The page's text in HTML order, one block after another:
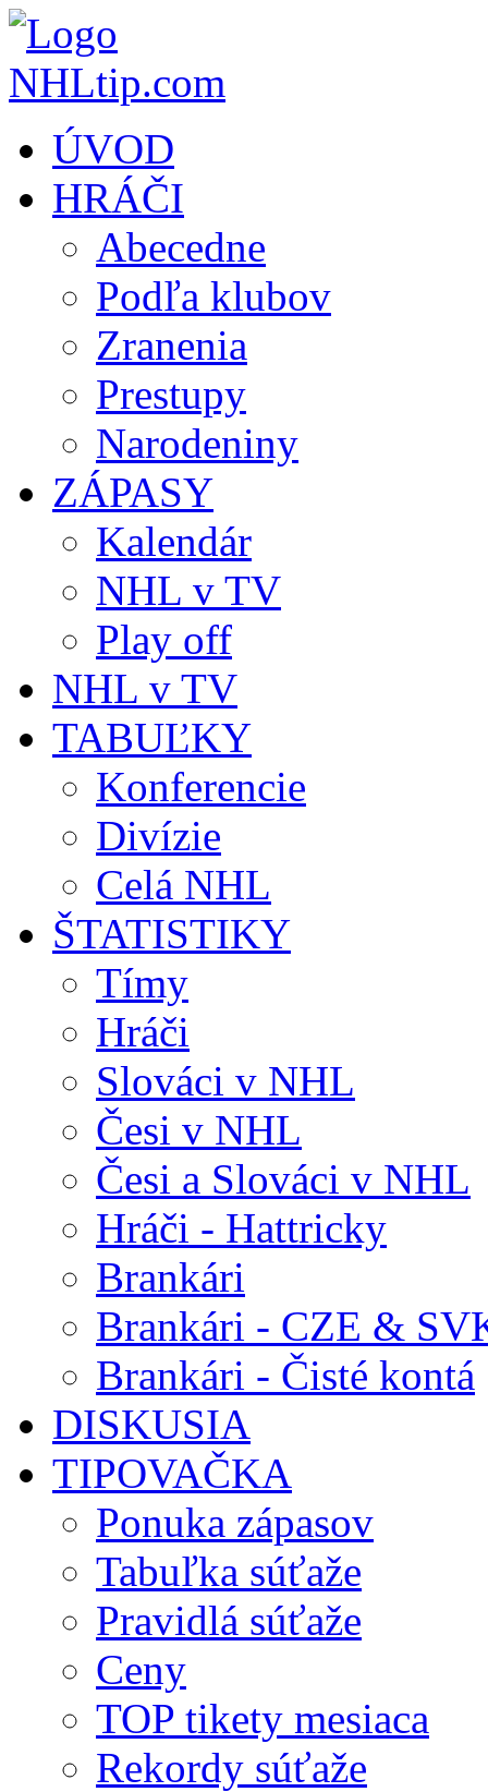
ÚVOD
HRÁČI
Abecedne
Podľa klubov
Zranenia
Prestupy
Narodeniny
ZÁPASY
Kalendár
NHL v TV
Play off
NHL v TV
TABUĽKY
Konferencie
Divízie
Celá NHL
ŠTATISTIKY
Tímy
Hráči
Slováci v NHL
Česi v NHL
Česi a Slováci v NHL
Hráči - Hattricky
Brankári
Brankári - CZE &
Brankári - Čisté kontá
DISKUSIA
TIPOVAČKA
Ponuka zápasov
Tabuľka súťaže
Pravidlá súťaže
Ceny
TOP tikety mesiaca
Rekordy súťaže